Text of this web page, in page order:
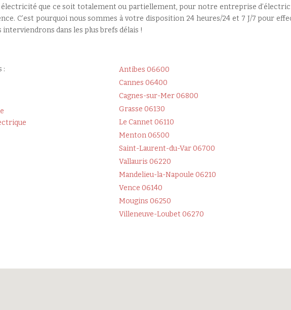
électricité que ce soit totalement ou partiellement, pour notre entreprise
C’est pourquoi nous sommes à votre disposition 24 heures/24 et 7 J/7 pour
interviendrons dans les plus brefs délais !
:
Antibes 06600
Cannes 06400
Cagnes-sur-Mer 06800
Grasse 06130
Le Cannet 06110
Menton 06500
Saint-Laurent-du-Var 06700
Vallauris 06220
Mandelieu-la-Napoule 06210
Vence 06140
Mougins 06250
Villeneuve-Loubet 06270